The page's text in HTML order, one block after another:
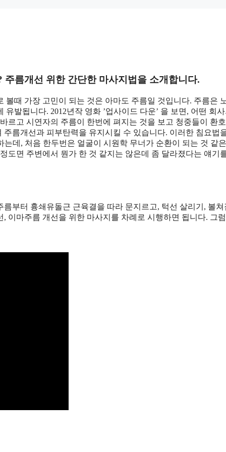
름개선 위한 간단한 마사지법을 소개합니다.
때 가장 고민이 되는 것은 아마도 주름일 것입니다. 주름은
발됩니다. 2012년작 영화 ’업사이드 다운’ 을 보면, 어떤 회
르고 시연자의 주름이 한번에 펴지는 것을 보고 청중들이 환
름개선과 피부탄력을 유지시킬 수 있습니다. 이러한 침요법
데, 처음 한두번은 얼굴이 시원학 무너가 순환이 되는 것 같
도면 주변에서 뭔가 한 것 같지는 않은데 좀 달라졌다는 얘기
부터 흉쇄유돌근 근육결을 따라 문지르고, 턱선 살리기, 볼쳐
이마주름 개선을 위한 마사지를 차례로 시행하면 됩니다. 그